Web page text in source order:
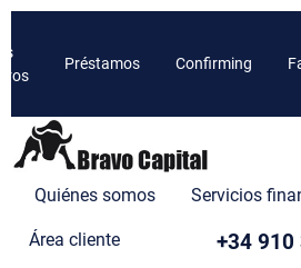
Préstamos Confirming
Quiénes somos Servicios
+34 910
Área cliente